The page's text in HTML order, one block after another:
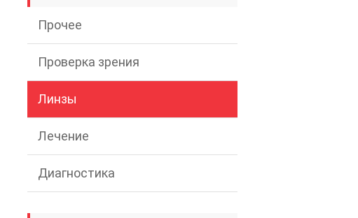
Прочее
Проверка зрения
Линзы
Лечение
Диагностика